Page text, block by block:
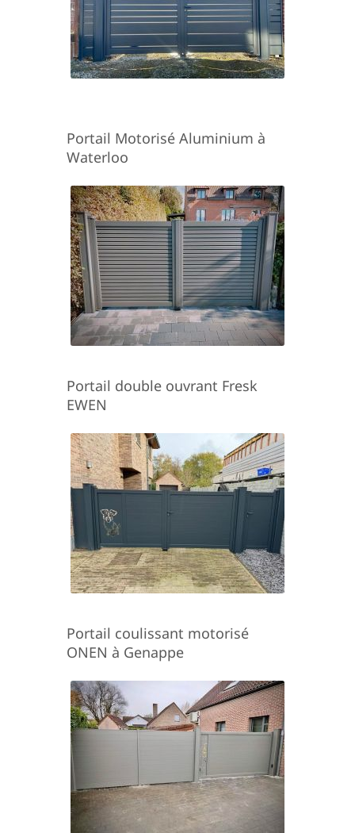
Portail Motorisé Aluminium à
Waterloo
Portail double ouvrant Fresk
EWEN
Portail coulissant motorisé
ONEN à Genappe